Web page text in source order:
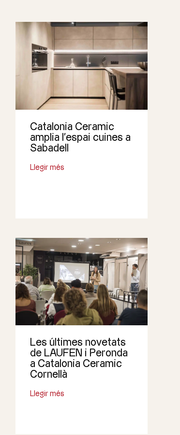
Catalonia Ceramic
amplia l’espai cuines a
Sabadell
Llegir més
Les últimes novetats
de LAUFEN i Peronda
a Catalonia Ceramic
Cornellà
Llegir més